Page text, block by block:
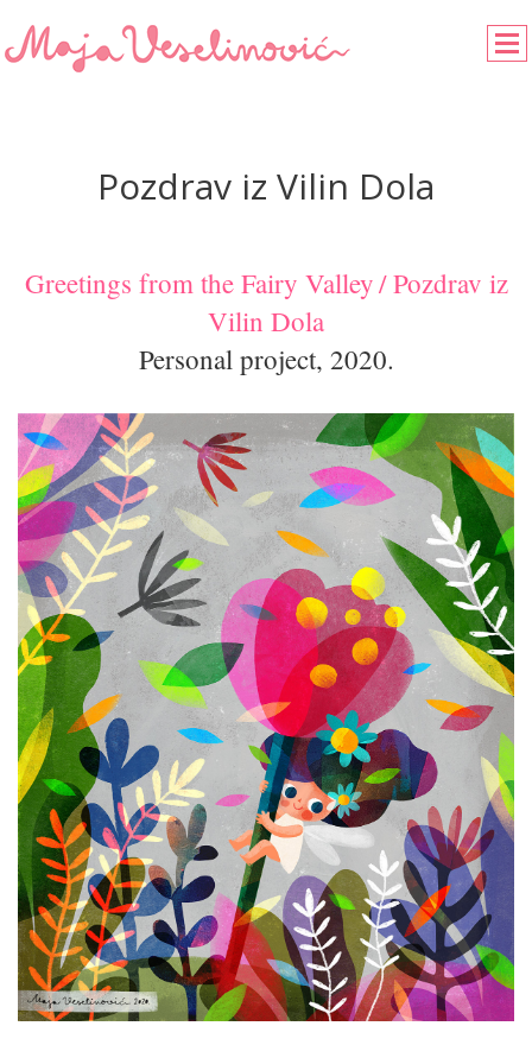
Pozdrav iz Vilin Dola
Greetings from the Fairy Valley/ Pozdrav iz
Vilin Dola
Personal project, 2020.